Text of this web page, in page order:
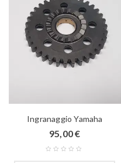
Ingranaggio Yamaha
95,00€